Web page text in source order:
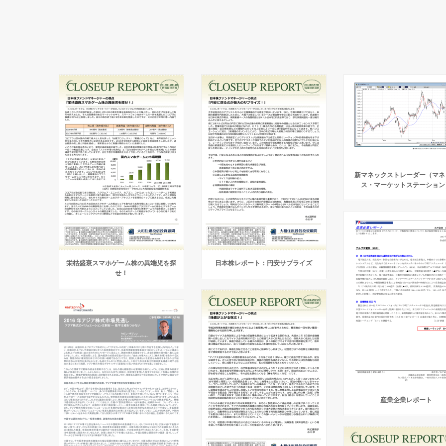
栄枯盛衰スマホゲーム株の異端児を探
せ！
日本株レポート：円安サプライズ
新マネックストレーダー（マ
ス・マーケットステーショ
産業企業レポート